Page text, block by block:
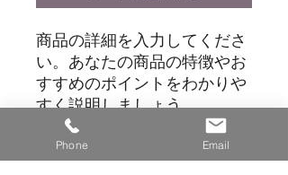
商品の詳細を入力してくださ
い。あなたの商品の特徴やお
すすめのポイントをわかりや
すく説明しましょう。
商品情報
Phone Email